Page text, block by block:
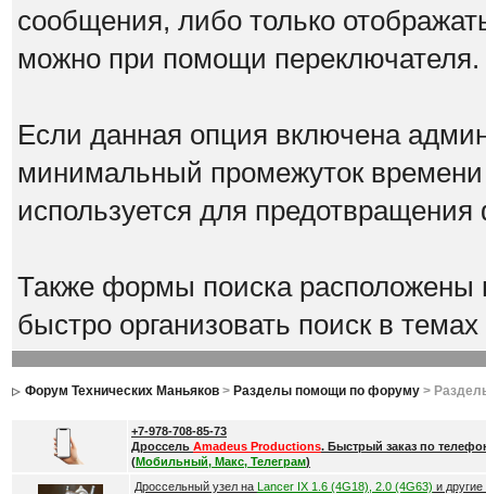
сообщения, либо только
можно при помощи переключателя.
Если данная опция включена
минимальный промежуток
используется для
Также формы поиска расположены
быстро организовать поиск в
Форум Технических Маньяков> Разделы помощи по форуму>
+7-978-708-85-73
Дроссель Amadeus Productions. Быстрый заказ по
(Мобильный, Макс, Телеграм)
Дроссельный узел на Lancer IX 1.6 (4G18), 2.0 (4G63) и